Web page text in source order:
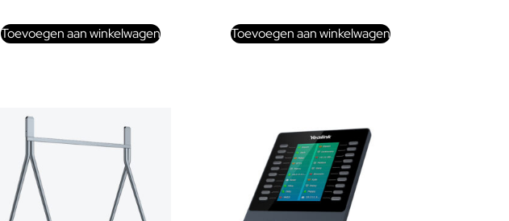
Toevoegen aan winkelwagen Toevoegen aan winkelwagen